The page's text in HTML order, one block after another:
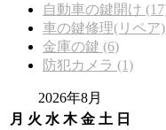
自動車の鍵開け
車の鍵修理(リペア)
金庫の鍵 (6)
防犯カメラ (1)
2026年8月
月 火 水 木 金 土 日